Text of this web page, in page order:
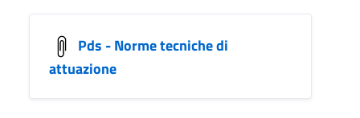
Pds - Norme tecniche di
attuazione